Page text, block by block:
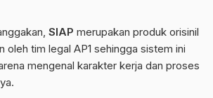
SIAP merupakan produk orisinil
oleh tim legal AP1 sehingga sistem ini
mengenal karakter kerja dan proses